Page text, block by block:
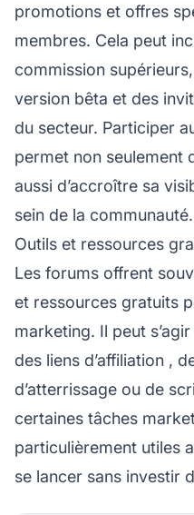
promotions et offres
membres. Cela peut
commission
version bêta et des
du secteur. Participer
permet non seulement
aussi d’accroître sa
sein de la communauté.
Outils et ressources
Les forums offrent
et ressources gratuits
marketing. Il peut
des liens d’affiliation ,
d’atterrissage ou de
certaines tâches
particulièrement utiles
se lancer sans investir